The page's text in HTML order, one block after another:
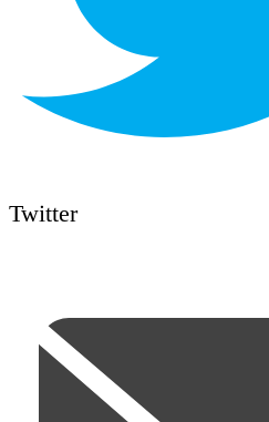
Twitter